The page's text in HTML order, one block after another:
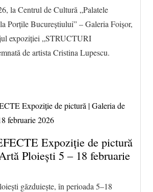
la Centrul de Cultură „Palatele
Porțile Bucureștiului” – Galeria Foișor,
expoziției „STRUCTURI
de artista Cristina Lupescu.
Expoziție de pictură
Ploiești 5 – 18 februarie
găzduiește, în perioada 5–18